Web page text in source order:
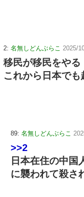
2: 名無しどんぶらこ 2025/
移民が移民をやる
これから日本でも
89: 名無しどんぶらこ
>>2
日本在住の中国
に襲われて殺さ